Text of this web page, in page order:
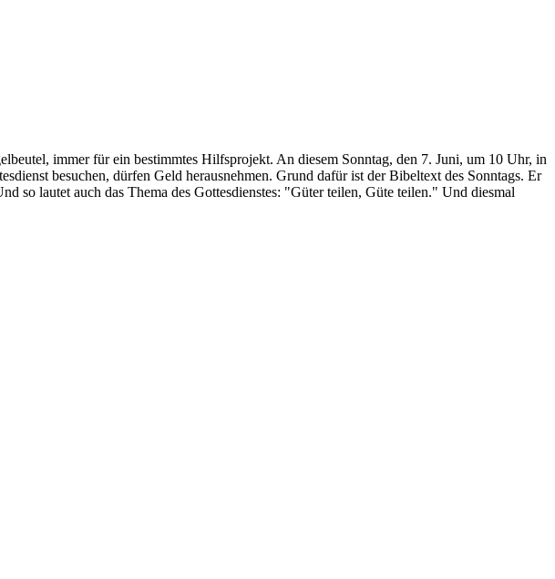
immer für ein bestimmtes Hilfsprojekt. An diesem Sonntag, den 7. Juni, um 10 Uhr, in
besuchen, dürfen Geld herausnehmen. Grund dafür ist der Bibeltext des Sonntags. Er
so lautet auch das Thema des Gottesdienstes: "Güter teilen, Güte teilen." Und diesmal